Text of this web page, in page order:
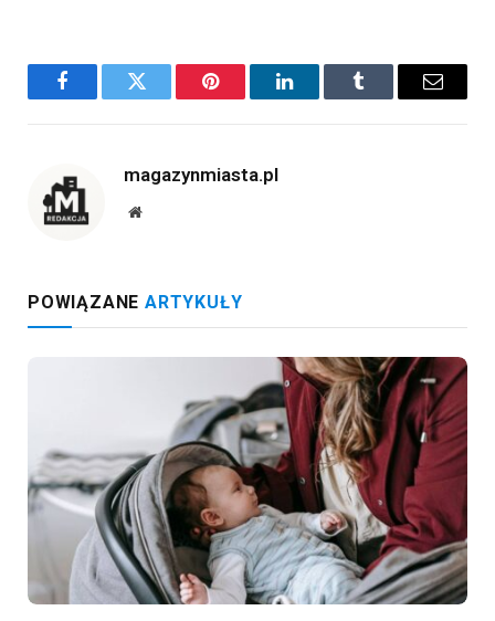
FacebookTwitter Pinterest LinkedInTumblr Email
magazynmiasta.pl
Website
POWIĄZANE ARTYKUŁY